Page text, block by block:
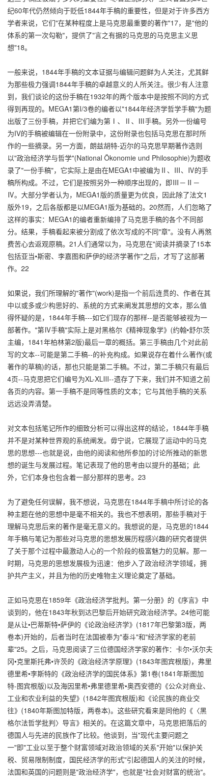
纪60年代仍然倾向于贬低1844年手稿的重要性，但是对于许多西方
学者来说，它们"在某种程度上是马克思最重要的著作"17，是"他的
体系的第一次勾勒"，提供了"言之有据的马克思的马克思主义思
想"18。
一般来说，1844年手稿的文本证据与编辑问题鲜为人关注，尤其鲜
为那些极力强调1844年手稿的卓越意义的人所关注。很少有人注意
到，我们谈论的这份手稿在1932年的两个版本中是按照不同的方式
得到再现的。MEGA1第I/3卷的编者以"1844年经济学哲学手稿"为题
出版了三份手稿，并把它们编为第Ⅰ、Ⅱ、Ⅲ手稿。另外一份编号
为IV的手稿被编辑在一份附录中，这份附录也包括马克思在那时所
作的一些摘录。另一方面，朗兹胡特-迈尔的马克思早期著作选则
以"政治经济学与哲学"(National Ökonomie und Philosophie)为题收
录了"一份手稿"，它实际上是由在MEGA1中被编为Ⅱ、Ⅲ、Ⅳ的手
稿所构成。不过，它们是按照另外一种顺序出现的，即Ⅲ－Ⅱ－
Ⅳ。大部分学者认为，MEGA1版的质量更为优良，因此除了法文1
版外19，之后各版都是以MEGA1版为基础的。20然而，人们忽略了
这样的事实：MEGA1的编者重新编排了马克思手稿的各个不同部
分。结果，手稿看起来被分割成了依次写成的不同"章"。没有人再煞
费苦心去返观原稿。21人们通常以为，马克思在"阅读并摘录了15本
包括亚当•斯密、李嘉图和萨伊的经济学著作"之后，才写了这部著
作。22
如果说，我们所理解的"著作"(work)是指一个前后连贯的、作者在其
中以或多或少构思好的、系统的方式来阐发其思想的文本，那么值
得怀疑的是，1844年手稿---如它们现存的那样--是否能够被视为一
部著作。"第Ⅳ手稿"实际上是对黑格尔《精神现象学》(约翰•舒尔茨
主编，1841年柏林第2版)最后一章的概括。第三手稿由几个对此前
写的文本--可能是第二手稿--的补充构成。如果说存在着什么著作(或
著作的草稿)的话，那也只能是第二手稿。不过，第二手稿只有最后
4页--马克思把它们编号为XL-XLIII--遗存了下来，我们并不知道之前
各页的内容。第一手稿不是同等性质的文本；它与其他手稿的关系
远远没弄清楚。
对文本包括笔记所作的细致分析可以得出这样的结论，1844年手稿
并不是对某种世界观的系统阐发。毋宁说，它展现了运动中的马克
思的思想---也就是说，由他的阅读和他所参加的讨论所推动的新思
想的诞生与发展过程。笔记表现了他的思考由以提升的基础；此
外，它们本身也包含着一部分那样的思考。23
为了避免任何误解，我不想说，马克思在1844年手稿中所讨论的各
种主题在他的思想中是毫不相关的。我也不想表明，那些手稿对于
理解马克思后来的著作是毫无意义的。我想说的是，马克思的1844
年手稿与笔记为那些对马克思的思想发展历程感兴趣的研究者提供
了关于那个过程中最激动人心的一个阶段的极富魅力的见解。那一
时期，马克思的思想发展极为迅速：他步入了政治经济学领域，拥
护共产主义，并且为他的历史唯物主义理论奠定了基础。
正如马克思在1859年《政治经济学批判。第一分册》的《序言》中
谈到的，他在1843年秋到达巴黎后开始研究政治经济学。24他可能
是从让•巴蒂斯特•萨伊的《论政治经济学》(1817年巴黎第3版，两
卷本)开始的，后者当时在法国被奉为"泰斗"和"经济学家的老前
辈"25。之后，马克思阅读了三位德国经济学家的著作：卡尔•沃尔夫
冈•克里斯托弗•许茨的《政治经济学原理》(1843年图宾根版)，弗里
德里希•李斯特的《政治经济学的国民体系》第1卷(1841年斯图加
特-图宾根版)以及海因里希•弗里德里希•奥西安德的《公众对商业、
工业和农业利益的失望》(1842年图宾根版)和《论民族的商业交
往》(1840年斯图加特版，两卷本)。这些研究看来是同他的《〈黑
格尔法哲学批判〉导言》相关的。在这篇文章中，马克思把落后的
德国人与先进的民族作了比较。他谈到，当"现代主要问题之
一"即"工业以至于整个财富领域对政治领域的关系"开始"以保护关
税、贸易限制制度，国民经济学的形式"引起德国人的关注的时候，
法国和英国的问题则是"政治经济学"，也就是"社会对财富的统治"。